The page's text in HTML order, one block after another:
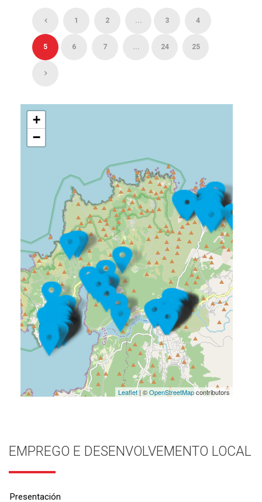
1 2 ... 3 4
5 6 7 ... 24 25
+
−
Leaflet| ©OpenStreetMapcontributors
EMPREGO E DESENVOLVEMENTO LOCAL
Presentación